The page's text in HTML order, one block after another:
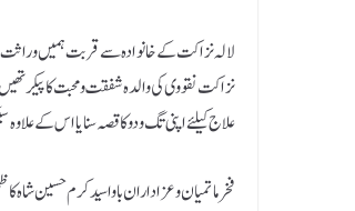
لالہ نزاکت کے خانوادہ سے قربت ہمیں وراثت
نزاکت نقووی کی والدہ شفقت و محبت کا
علاج کیلئے اپنی تگ و دو کا قصہ سنایااس کے
فخر ماتمیان و عزاداران باوا سید کرم حسین